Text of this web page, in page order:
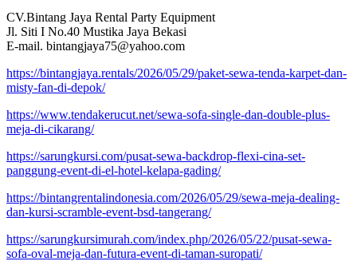
CV.Bintang Jaya Rental Party Equipment
Jl. Siti I No.40 Mustika Jaya Bekasi
E-mail. bintangjaya75@yahoo.com
https://bintangjaya.rentals/2026/05/29/paket-sewa-tenda-karpet-dan-
misty-fan-di-depok/
https://www.tendakerucut.net/sewa-sofa-single-dan-double-plus-
meja-di-cikarang/
https://sarungkursi.com/pusat-sewa-backdrop-flexi-cina-set-
panggung-event-di-el-hotel-kelapa-gading/
https://bintangrentalindonesia.com/2026/05/29/sewa-meja-dealing-
dan-kursi-scramble-event-bsd-tangerang/
https://sarungkursimurah.com/index.php/2026/05/22/pusat-sewa-
sofa-oval-meja-dan-futura-event-di-taman-suropati/